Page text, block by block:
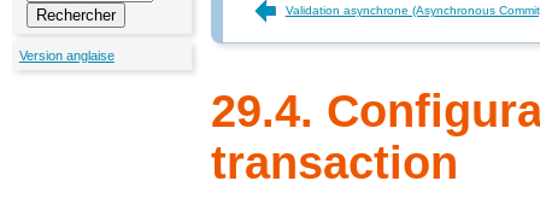
Version anglaise
Validation asynchrone (Asynchronous
29.4.
transaction